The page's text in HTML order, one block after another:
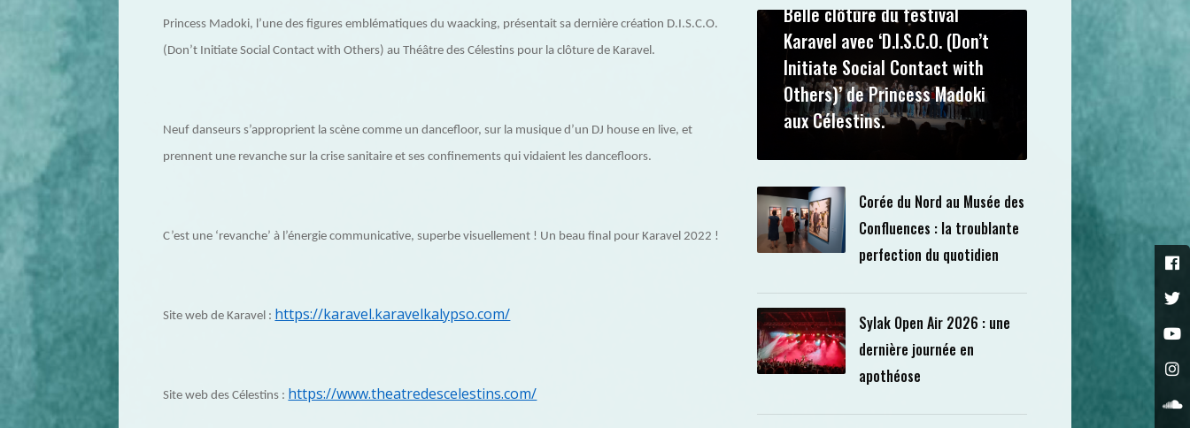
Princess Madoki, l’une des figures emblématiques du waacking, présentait sa dernière création D.I.S.C.O.
(Don’t Initiate Social Contact with Others) au Théâtre des Célestins pour la clôture de Karavel.
Neuf danseurs s’approprient la scène comme un dancefloor, sur la musique d’un DJ house en live, et
prennent une revanche sur la crise sanitaire et ses confinements qui vidaient les dancefloors.
C’est une ‘revanche’ à l’énergie communicative, superbe visuellement ! Un beau final pour Karavel 2022 !
Site web de Karavel : https://karavel.karavelkalypso.com/
Site web des Célestins : https://www.theatredescelestins.com/
Belle clôture du festival
Karavel avec ‘D.I.S.C.O. (Don’t
Initiate Social Contact with
Others)’ de Princess Madoki
aux Célestins.
Corée du Nord au Musée des
Confluences : la troublante
perfection du quotidien
Sylak Open Air 2026 : une
dernière journée en
apothéose